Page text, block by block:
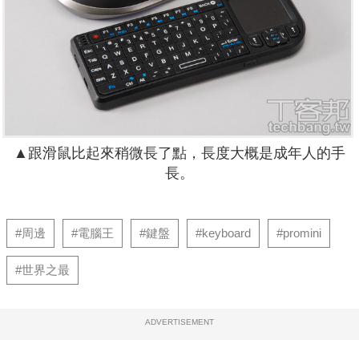
▲跟滑鼠比起來稍微長了點，長度大概是成年人的手
長。
#周邊 #電腦王 #鍵盤 #keyboard #promini
#世界之最
ADVERTISEMENT